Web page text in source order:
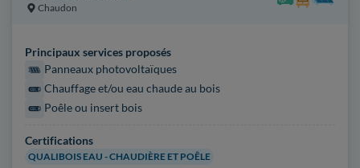
Chaudon
Principaux services proposés
Panneaux photovoltaïques
Chauffage et/ou eau chaude au bois
Poêle ou insert bois
Certifications
QUALIBOIS EAU - CHAUDIÈRE ET POÊLE